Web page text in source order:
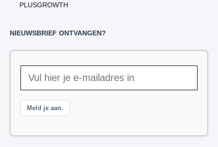
PLUSGROWTH
NIEUWSBRIEF ONTVANGEN?
Meld je aan.